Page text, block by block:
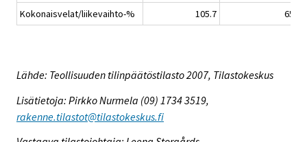
Kokonaisvelat/liikevaihto-%
105.7 65.7
Lähde: Teollisuuden tilinpäätöstilasto 2007, Tilastokeskus
Lisätietoja: Pirkko Nurmela (09) 1734 3519,
rakenne.tilastot@tilastokeskus.fi